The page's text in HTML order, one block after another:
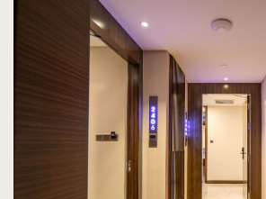
수화물 선반
슬리퍼
오션 아크 및 도시 전망의 발코
직통 전화 및 SOS 통합